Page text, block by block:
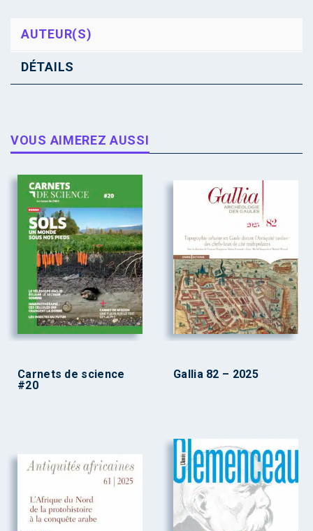
AUTEUR(S)
DÉTAILS
VOUS AIMEREZ AUSSI
Carnets de science
#20
Gallia 82 – 2025